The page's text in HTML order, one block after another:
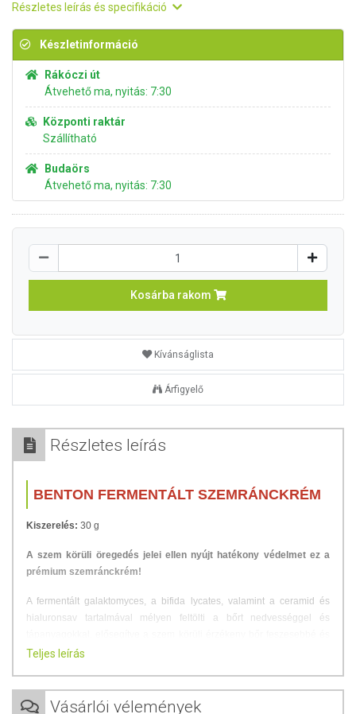
Részletes leírás és specifikáció
Készletinformáció
Rákóczi út
Átvehető ma, nyitás: 7:30
Központi raktár
Szállítható
Budaörs
Átvehető ma, nyitás: 7:30
Kosárba rakom
Kívánságlista
Árfigyelő
Részletes leírás
BENTON FERMENTÁLT SZEMRÁNCKRÉM
Kiszerelés: 30 g
A szem körüli öregedés jelei ellen nyújt hatékony védelmet ez a
prémium szemránckrém!
A fermentált galaktomyces, a bifida lycates, valamint a ceramid és
hialuronsav tartalmával mélyen feltölti a bőrt nedvességgel és
láthatóan rugalmasabbá válását!
mérséklésére, hozzájárulva a bőr hidratált, rugalmas és ragyogó
Teljes leírás
Vásárlói vélemények